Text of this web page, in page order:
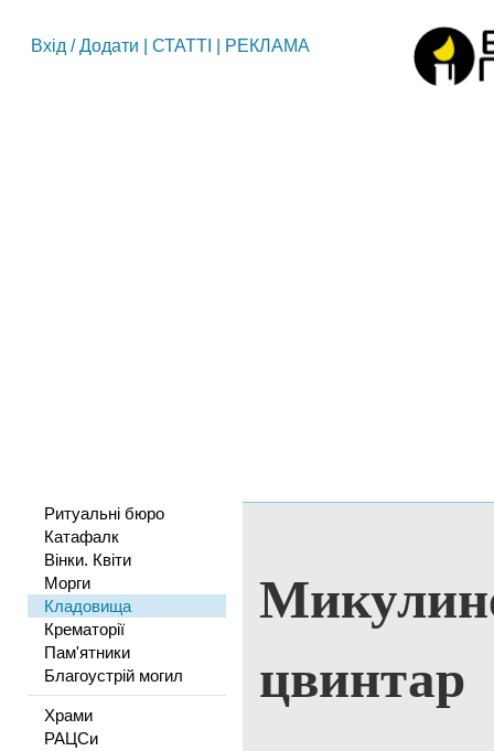
Вхід /Додати СТАТТІ РЕКЛАМА
Ритуальні бюро
Катафалк
Вінки. Квіти
Морги
Кладовища
Крематорії
Пам'ятники
Благоустрій могил
Храми
РАЦСи
цвинтар